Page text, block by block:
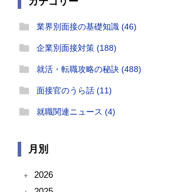
業界別面接の基礎知識 (46)
企業別面接対策 (188)
就活・転職攻略の秘訣 (488)
面接官のうら話 (11)
就職関連ニュース (4)
月別
+ 2026